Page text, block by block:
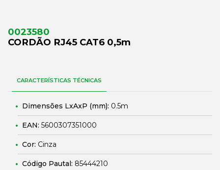
0023580
CORDÃO RJ45 CAT6 0,5m
CARACTERÍSTICAS TÉCNICAS
Dimensões LxAxP (mm): 0.5m
EAN: 5600307351000
Cor: Cinza
Código Pautal: 85444210